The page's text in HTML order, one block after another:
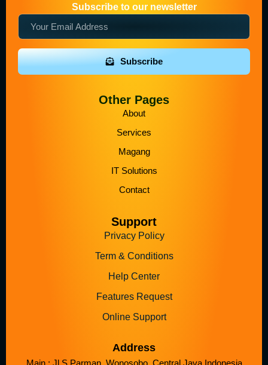
Subscribe to our newsletter
Subscribe
Other Pages
About
Services
Magang
IT Solutions
Contact
Support
Privacy Policy
Term & Conditions
Help Center
Features Request
Online Support
Address
Main : Jl S Parman, Wonosobo, Central Java Indonesia